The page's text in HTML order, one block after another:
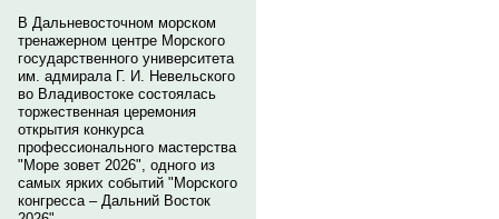
В Дальневосточном морском
тренажерном центре Морского
государственного университета
им. адмирала Г. И. Невельского
во Владивостоке состоялась
торжественная церемония
открытия конкурса
профессионального мастерства
"Море зовет 2026", одного из
самых ярких событий "Морского
конгресса – Дальний Восток